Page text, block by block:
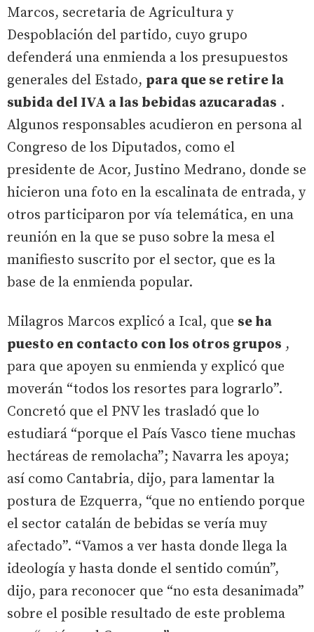
Marcos, secretaria de Agricultura y
Despoblación del partido, cuyo grupo
defenderá una enmienda a los presupuestos
generales del Estado, para que se retire la
subida del IVA a las bebidas azucaradas .
Algunos responsables acudieron en persona al
Congreso de los Diputados, como el
presidente de Acor, Justino Medrano, donde se
hicieron una foto en la escalinata de entrada, y
otros participaron por vía telemática, en una
reunión en la que se puso sobre la mesa el
manifiesto suscrito por el sector, que es la
base de la enmienda popular.
Milagros Marcos explicó a Ical, que se ha
puesto en contacto con los otros grupos ,
para que apoyen su enmienda y explicó que
moverán “todos los resortes para lograrlo”.
Concretó que el PNV les trasladó que lo
estudiará “porque el País Vasco tiene muchas
hectáreas de remolacha”; Navarra les apoya;
así como Cantabria, dijo, para lamentar la
postura de Ezquerra, “que no entiendo porque
el sector catalán de bebidas se vería muy
afectado”. “Vamos a ver hasta donde llega la
ideología y hasta donde el sentido común”,
dijo, para reconocer que “no esta desanimada”
sobre el posible resultado de este problema